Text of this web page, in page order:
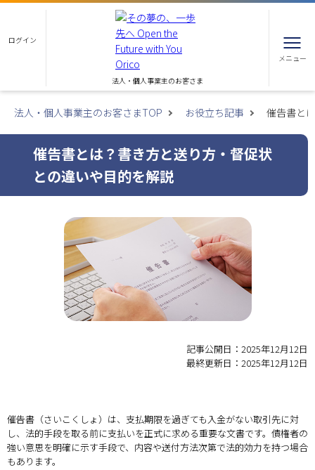
ログイン
法人・個人事業主のお客さま
メニュー
法人・個人事業主のお客さまTOP お役立ち記事 催告書と
催告書とは？書き方と送り方・督促状
との違いや目的を解説
記事公開日：2025年12月12日
最終更新日：2025年12月12日
催告書（さいこくしょ）は、支払期限を過ぎても入金がない取引先に対
し、法的手段を取る前に支払いを正式に求める重要な文書です。債権者の
強い意思を明確に示す手段で、内容や送付方法次第で法的効力を持つ場合
もあります。